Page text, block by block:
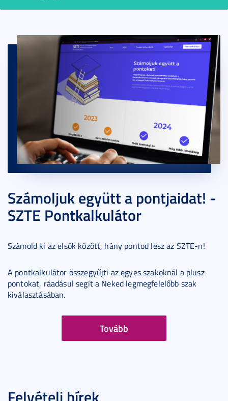
Számoljuk együtt a pontjaidat! -
SZTE Pontkalkulátor
Számold ki az elsők között, hány pontod lesz az SZTE-n!
A pontkalkulátor összegyűjti az egyes szakoknál a plusz
pontokat, ráadásul segít a Neked legmegfelelőbb szak
kiválasztásában.
Tovább
Felvételi hírek